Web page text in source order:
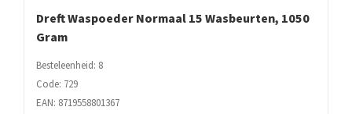
Dreft Waspoeder Normaal 15 Wasbeurten, 1050
Gram
Besteleenheid: 8
Code: 729
EAN: 8719558801367